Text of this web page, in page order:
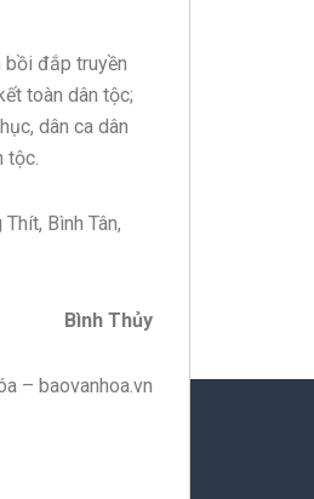
bồi đắp truyền
toàn dân tộc;
dân ca dân
tộc.
Bình Tân,
Bình Thủy
– baovanhoa.vn